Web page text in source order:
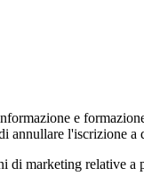
e
annullare l'iscrizione a
marketing relative a